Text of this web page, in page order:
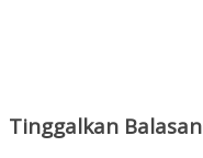
Tinggalkan Balasan